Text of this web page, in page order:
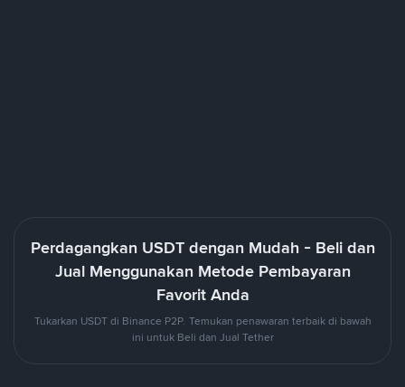
Perdagangkan USDT dengan Mudah - Beli dan
Jual Menggunakan Metode Pembayaran
Favorit Anda
Tukarkan USDT di Binance P2P. Temukan penawaran terbaik di bawah
ini untuk Beli dan Jual Tether